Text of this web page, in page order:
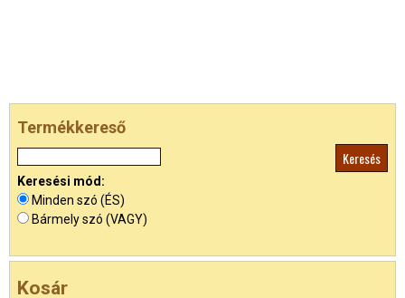
Termékkereső
Keresési mód:
Minden szó (ÉS)
Bármely szó (VAGY)
Kosár